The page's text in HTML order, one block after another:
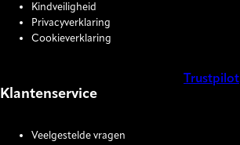
Kindveiligheid
Privacyverklaring
Cookieverklaring
Klantenservice
Veelgestelde vragen
Trustpilot